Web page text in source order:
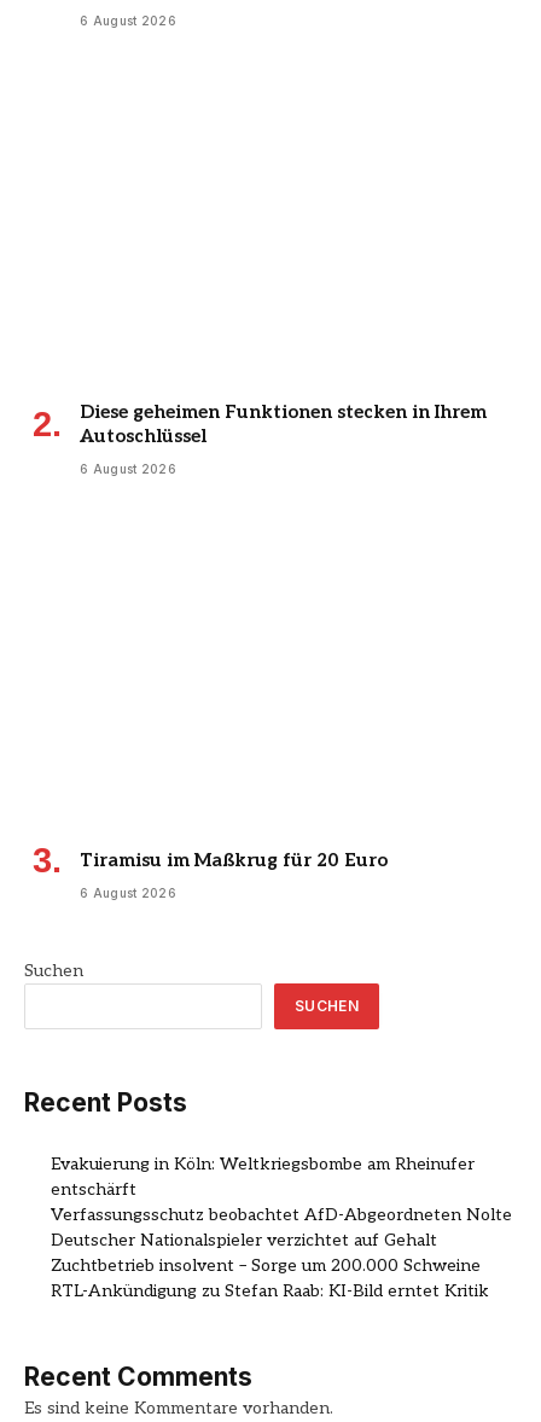
6 August 2026
Diese geheimen Funktionen stecken in Ihrem
Autoschlüssel
6 August 2026
Tiramisu im Maßkrug für 20 Euro
6 August 2026
Suchen
SUCHEN
Recent Posts
Evakuierung in Köln: Weltkriegsbombe am Rheinufer
entschärft
Verfassungsschutz beobachtet AfD-Abgeordneten Nolte
Deutscher Nationalspieler verzichtet auf Gehalt
Zuchtbetrieb insolvent – Sorge um 200.000 Schweine
RTL-Ankündigung zu Stefan Raab: KI-Bild erntet Kritik
Recent Comments
Es sind keine Kommentare vorhanden.